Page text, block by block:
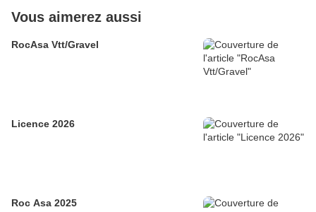
Vous aimerez aussi
RocAsa Vtt/Gravel
Licence 2026
Roc Asa 2025